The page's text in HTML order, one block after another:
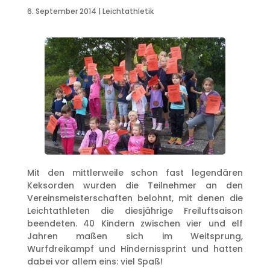
6. September 2014 | Leichtathletik
Mit den mittlerweile schon fast legendären
Keksorden wurden die Teilnehmer an den
Vereinsmeisterschaften belohnt, mit denen die
Leichtathleten die diesjährige Freiluftsaison
beendeten. 40 Kindern zwischen vier und elf
Jahren maßen sich im Weitsprung,
Wurfdreikampf und Hindernissprint und hatten
dabei vor allem eins: viel Spaß!